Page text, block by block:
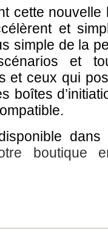
cette
et
simple de la
et
et ceux qui
boîtes
dans
boutique